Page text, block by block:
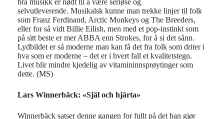
bra musikk er nødt til å være seriøse og
selvutleverende. Musikalsk kunne man trekke linjer til folk
som Franz Ferdinand, Arctic Monkeys og The Breeders,
eller for så vidt Billie Eilish, men med et pop-instinkt som
på sitt beste er mer ABBA enn Strokes, for å si det sånn.
Lydbildet er så moderne man kan få det fra folk som driter i
hva som er moderne – det er i hvert fall et kvalitetstegn.
Livet blir mindre kjedelig av vitamininnsprøytinger som
dette. (MS)
Lars Winnerbäck: «Själ och hjärta»
Winnerbäck satser denne gangen for fullt på det han gjør